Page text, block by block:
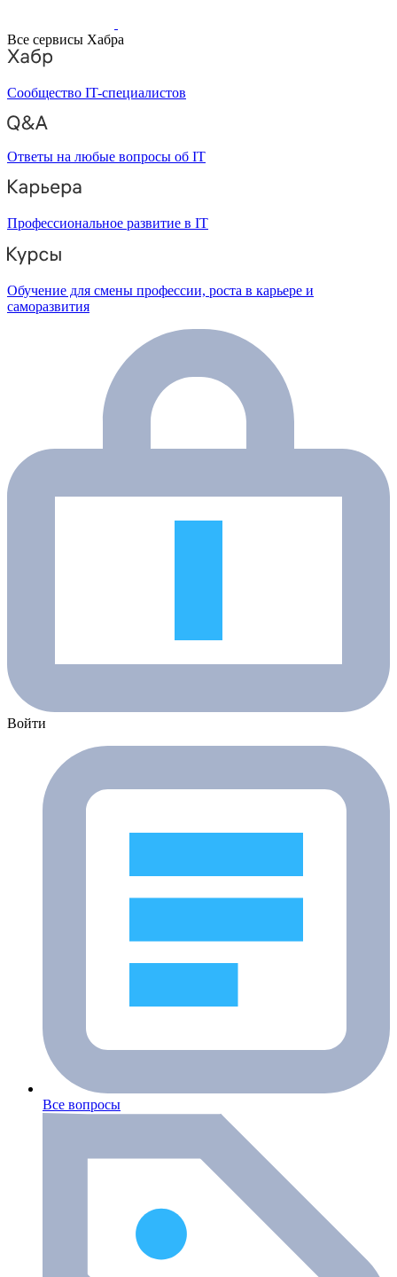
Все сервисы Хабра
Сообщество IT-специалистов
Ответы на любые вопросы об IT
Профессиональное развитие в IT
Обучение для смены профессии, роста в карьере и
саморазвития
Войти
Все вопросы